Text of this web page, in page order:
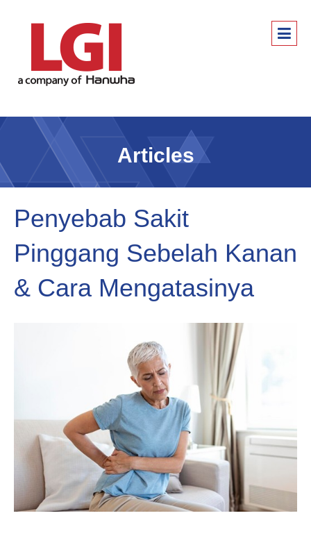
Articles
Penyebab Sakit
Pinggang Sebelah Kanan
& Cara Mengatasinya